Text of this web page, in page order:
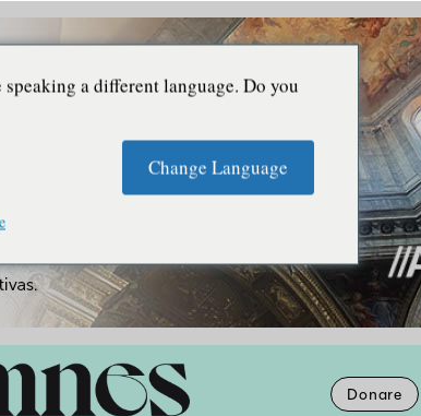
Donare
a different language. Do you
Change Language